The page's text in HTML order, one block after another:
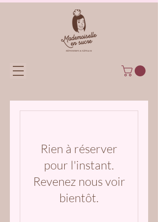
Rien à réserver
pour l'instant.
Revenez nous voir
bientôt.